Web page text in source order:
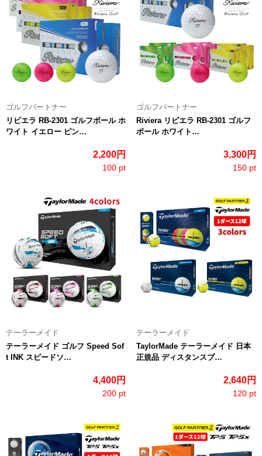
ゴルフパートナー
リビエラ RB-2301 ゴルフボール ホ
ワイト イエロー ピン…
2,200円
100 pt
ゴルフパートナー
Riviera リビエラ RB-2301 ゴルフ
ボール ホワイト…
3,300円
150 pt
テーラーメイド
テーラーメイド ゴルフ Speed Sof
t INK スピードソ…
4,400円
200 pt
テーラーメイド
TaylorMade テーラーメイド 日本
正規品 ディスタンスプ…
2,640円
120 pt